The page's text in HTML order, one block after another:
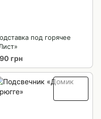
под горячее
грн